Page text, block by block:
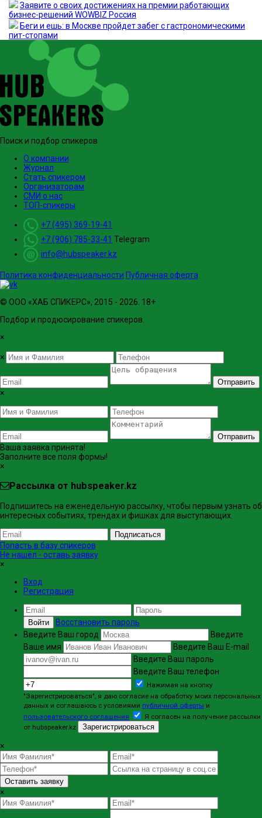
Заявите о своих достижениях на премии работающих
бизнес-решений WOWBIZ Россия
Беги и ешь: в Москве пройдет забег с гастрономическими
пит-стопами
Поиск и подбор спикеров
О компании
Журнал
Стать спикером
Организаторам
СМИ о нас
ТОП-спикеры
+7 (495) 369-19-41
+7 (906) 785-33-41 Telegram
info@hubspeaker.kz
Политика конфиденциальности Публичная оферта
© ООО «ХАБ СПИКЕРС», 2015 - 2026. 18+
Подбор и продюсирование спикеров.
×
×
Отправить
×
Отправить
Ваша заявка принята!
Заполните все поля формы!
×
Рассылка от hubspeaker.kz
Подпишитесь на еженедельную рассылку, чтобы первым узнать об
интересных событиях, трендах и фишках ​для выступающих.
Подписаться
Попасть в базу спикеров
Не нашёл - оставь заявку
×
Вход
Регистрация
Войти
Восстановить пароль
Введите Ваш город
Введите
Ваше имя
Введите Ваш E-mail
Введите Ваш пароль
Введите Ваш телефон
Нажимая на кнопку
"Зарегистрироваться", я даю согласие на обработку моих персональных
данных и соглашаюсь с условиями публичной оферты и
пользовательского соглашения
Я согласен на получение рассылки
от hubspeaker.kz
Зарегистрироваться
×
Оставить заявку
×